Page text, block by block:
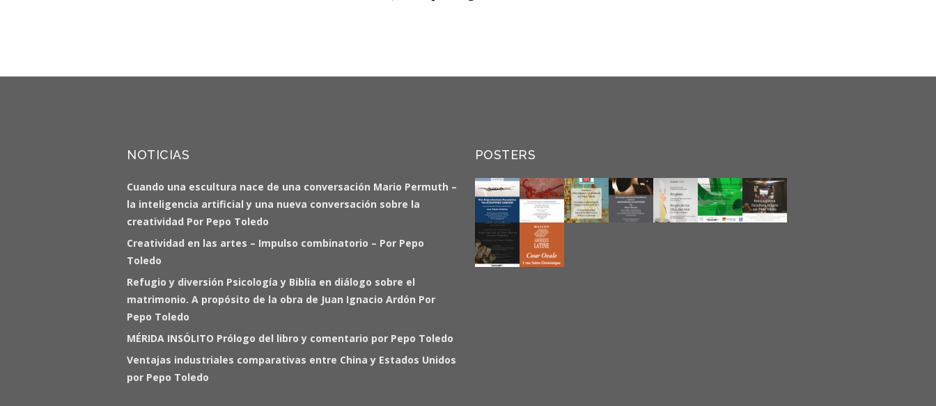
NOTICIAS
Cuando una escultura nace de una conversación Mario Permuth –
la inteligencia artificial y una nueva conversación sobre la
creatividad Por Pepo Toledo
Creatividad en las artes – Impulso combinatorio – Por Pepo
Toledo
Refugio y diversión Psicología y Biblia en diálogo sobre el
matrimonio. A propósito de la obra de Juan Ignacio Ardón Por
Pepo Toledo
MÉRIDA INSÓLITO Prólogo del libro y comentario por Pepo Toledo
Ventajas industriales comparativas entre China y Estados Unidos
por Pepo Toledo
POSTERS